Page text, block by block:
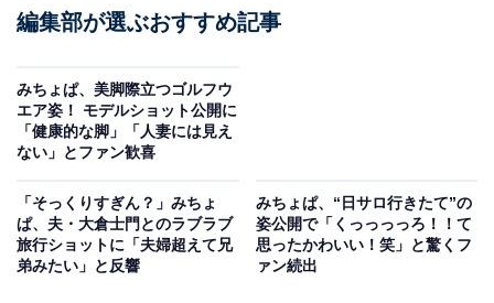
編集部が選ぶおすすめ記事
みちょぱ、美脚際立つゴルフウ
エア姿！ モデルショット公開に
「健康的な脚」「人妻には見え
ない」とファン歓喜
「そっくりすぎん？」みちょ
ぱ、夫・大倉士門とのラブラブ
旅行ショットに「夫婦超えて兄
弟みたい」と反響
みちょぱ、“日サロ行きたて”の
姿公開で「くっっっっろ！！て
思ったかわいい！笑」と驚くフ
ァン続出